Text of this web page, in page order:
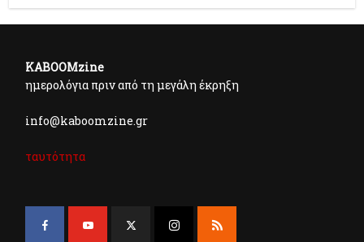
KABOOMzine
ημερολόγια πριν από τη μεγάλη έκρηξη
info@kaboomzine.gr
ταυτότητα